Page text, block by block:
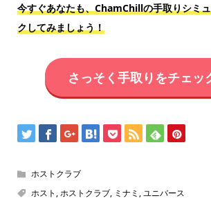
今すぐあなたも、ChamChillの手取りシミ
クしてみましょう！
さっそく手取りをチェッ
ホストクラブ
ホスト ,ホストクラブ, ミナミ ,ユニバース